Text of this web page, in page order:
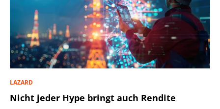
LAZARD
Nicht jeder Hype bringt auch Rendite